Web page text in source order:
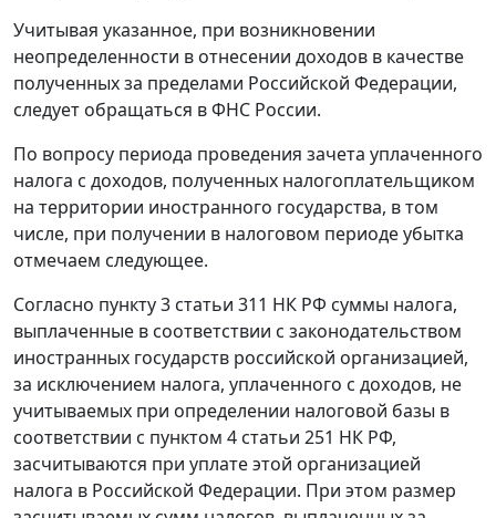
Учитывая указанное, при возникновении
неопределенности в отнесении доходов в качестве
полученных за пределами Российской Федерации,
следует обращаться в ФНС России.
По вопросу периода проведения зачета уплаченного
налога с доходов, полученных налогоплательщиком
на территории иностранного государства, в том
числе, при получении в налоговом периоде убытка
отмечаем следующее.
Согласно пункту 3 статьи 311 НК РФ суммы налога,
выплаченные в соответствии с законодательством
иностранных государств российской организацией,
за исключением налога, уплаченного с доходов, не
учитываемых при определении налоговой базы в
соответствии с пунктом 4 статьи 251 НК РФ,
засчитываются при уплате этой организацией
налога в Российской Федерации. При этом размер